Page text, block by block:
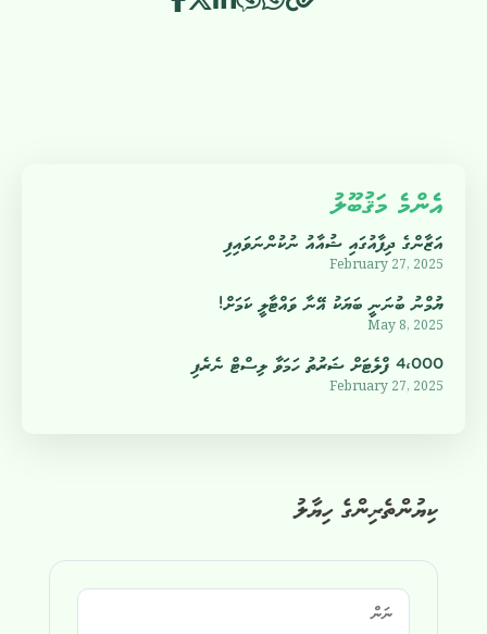
ކިޔުންތެރިންގެ ހިޔާލު
އެންމެ މަޤުބޫލު
އަޒާންގެ ދިފާއުގައި ޝުއާއު ނުކުންނަވައިފި
February 27, 2025
ޔުމްނު ބުނަނީ ބަޔަކު އޭނާ ވައްޓާލީ ކަމަށް!
May 8, 2025
4،000 ފްލެޓަށް ޝަރުތު ހަމަވާ ލިސްޓް ނެރެފި
February 27, 2025